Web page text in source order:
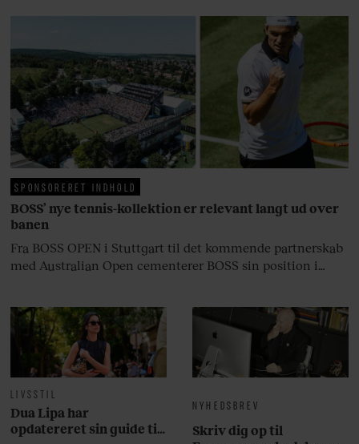
blevet voksen. Her indtager
fortællerens plads i et portræt om
arv, angst, familieliv, frygten for
at miste stemmen og den
livsglæde, han nægter at give slip
på.
LIVSSTIL
Dua Lipa har
opdatereret sin guide til
NYHEDSBREV
Skriv dig op til
SPONSORERET INDHOLD
BOSS’ nye tennis-kollektion er relevant langt ud over
banen
Fra BOSS OPEN i Stuttgart til det kommende partnerskab
med Australian Open cementerer BOSS sin position i